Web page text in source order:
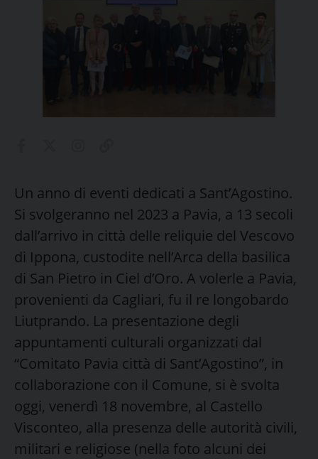
Un anno di eventi dedicati a Sant’Agostino.
Si svolgeranno nel 2023 a Pavia, a 13 secoli
dall’arrivo in città delle reliquie del Vescovo
di Ippona, custodite nell’Arca della basilica
di San Pietro in Ciel d’Oro. A volerle a Pavia,
provenienti da Cagliari, fu il re longobardo
Liutprando. La presentazione degli
appuntamenti culturali organizzati dal
“Comitato Pavia città di Sant’Agostino”, in
collaborazione con il Comune, si è svolta
oggi, venerdì 18 novembre, al Castello
Visconteo, alla presenza delle autorità civili,
militari e religiose (nella foto alcuni dei